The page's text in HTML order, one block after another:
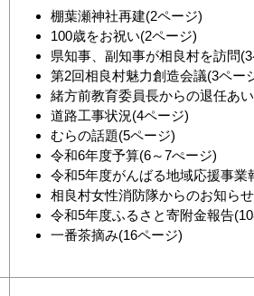
棚葉瀬神社再建(2ページ)
100歳をお祝い(2ページ)
県知事、副知事が相良村を訪問
第2回相良村魅力創造会議(3ペー
緒方前教育委員長からの退任あ
道路工事状況(4ページ)
むらの話題(5ページ)
令和6年度予算(6～7ぺージ)
令和5年度がんばる地域応援事業
相良村女性消防隊からのお知ら
令和5年度ふるさと寄附金報告
一番茶摘み(16ページ)